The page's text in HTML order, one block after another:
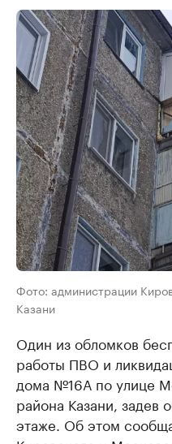
Фото: администрации
Казани
Один из обломков
работы ПВО и
дома №16А по улице
района Казани, задев
этаже. Об этом